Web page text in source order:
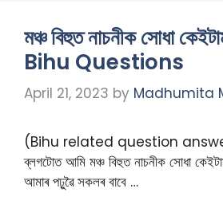
মঞ্চ বিহুত নাচনীক সোধা
Bihu Questions
April 21, 2023 by Madhumita
(Bihu related question
ব্লগটোত আমি মঞ্চ বিহুত নাচনীক সোধা
আমাৰ পঢ়ুৱৈ সকলৰ বাবে …